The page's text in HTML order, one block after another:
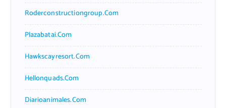
Roderconstructiongroup.com
Plazabatai.com
Hawkscayresort.com
Hellonquads.com
Diarioanimales.com